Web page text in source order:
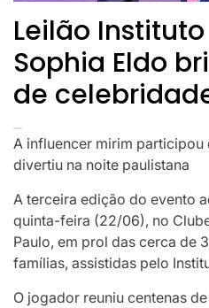
Leilão
Sophia Eldo
de
A influencer mirim
divertiu na noite paulistana
A terceira edição do evento
quinta-feira (22/06), no
Paulo, em prol das cerca de
famílias, assistidas pelo
O jogador reuniu centenas